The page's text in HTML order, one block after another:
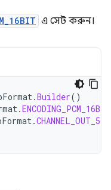
এ সেট করুন।
.Builder()
.ENCODING_PCM_16BIT
.